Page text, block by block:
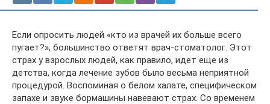
Если опросить людей «кто из врачей их больше всего
пугает?», большинство ответят врач-стоматолог. Этот
страх у взрослых людей, как правило, идет еще из
детства, когда лечение зубов было весьма неприятной
процедурой. Воспоминая о белом халате, специфическом
запахе и звуке бормашины навевают страх. Со временем